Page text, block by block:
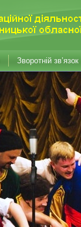
Зворотній зв’язок